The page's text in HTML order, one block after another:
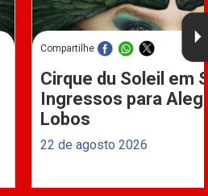
Compartilhe
Cirque du Soleil em
Ingressos para
Lobos
22 de agosto 2026